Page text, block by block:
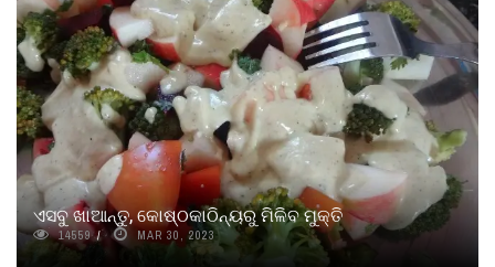
ଏସବୁ ଖାଆନ୍ତୁ, କୋଷ୍ଠକାଠିନ୍ୟରୁ ମିଳିବ ମୁକ୍ତି
14559 MAR 30, 2023